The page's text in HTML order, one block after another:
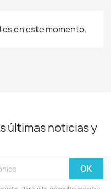
en este momento.
últimas noticias y